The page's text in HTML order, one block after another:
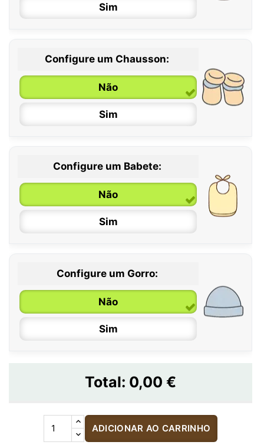
Sim
0 / 6 meses
6 / 12 meses
12 / 18 meses
Configure um Chausson:
Não
Sim
Configure um Babete:
Não
Sim
Configure um Gorro:
Não
Sim
Total: 0,00 €
ADICIONAR AO CARRINHO